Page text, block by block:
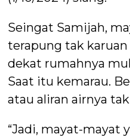
Seingat Samijah,
terapung tak
dekat rumahnya
Saat itu kemarau.
atau aliran airnya
“Jadi, mayat-mayat